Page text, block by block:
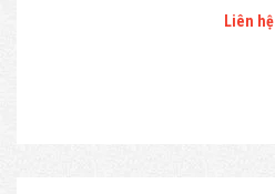
Liên hệ